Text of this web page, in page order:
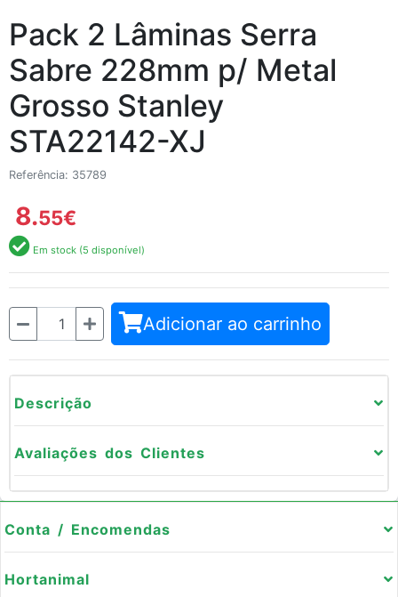
Pack 2 Lâminas Serra
Sabre 228mm p/ Metal
Grosso Stanley
STA22142-XJ
Referência: 35789
8.55€
Em stock (5 disponível)
Quantidade Adicionar ao carrinho
Descrição
Avaliações dos Clientes
Conta / Encomendas
Hortanimal